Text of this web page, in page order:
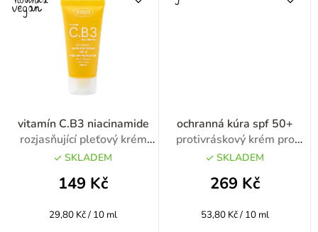
vitamín C.B3 niacinamide
rozjasňující pleťový krém
SPF 15 50ml
SKLADEM
149 Kč
Měrná
29,80 Kč / 10 ml
ochranná kúra spf 50+
protivráskový krém pro
suchou zralou pleť SPF 50+
SKLADEM
269 Kč
Měrná
53,80 Kč / 10 ml